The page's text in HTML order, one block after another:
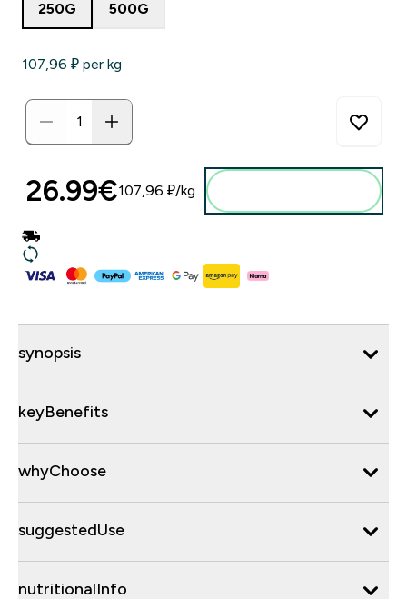
250G 500G
107,96 ₽‎ per kg
26.99€‎107,96 ₽‎/kg
synopsis
keyBenefits
whyChoose
suggestedUse
nutritionalInfo